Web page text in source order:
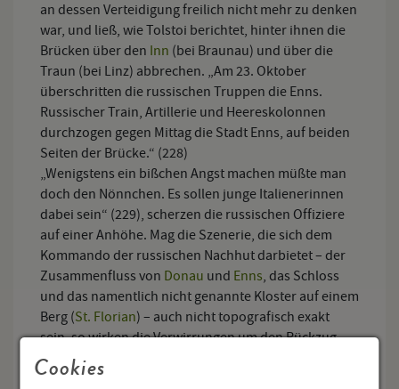
an dessen Verteidigung freilich nicht mehr zu denken
war, und ließ, wie Tolstoi berichtet, hinter ihnen die
Brücken über den Inn (bei Braunau) und über die
Traun (bei Linz) abbrechen. „Am 23. Oktober
überschritten die russischen Truppen die Enns.
Russischer Train, Artillerie und Heereskolonnen
durchzogen gegen Mittag die Stadt Enns, auf beiden
Seiten der Brücke.“ (228)
„Wenigstens ein bißchen Angst machen müßte man
doch den Nönnchen. Es sollen junge Italienerinnen
dabei sein“ (229), scherzen die russischen Offiziere
auf einer Anhöhe. Mag die Szenerie, die sich dem
Kommando der russischen Nachhut darbietet – der
Zusammenfluss von Donau und Enns, das Schloss
und das namentlich nicht genannte Kloster auf einem
Berg (St. Florian) – auch nicht topografisch exakt
sein, so wirken die Verwirrungen um den Rückzug
und das Gefecht um die Ennsbrücke authentisch.
Nikolaj Rostow, der sich in seiner lang
Cookies